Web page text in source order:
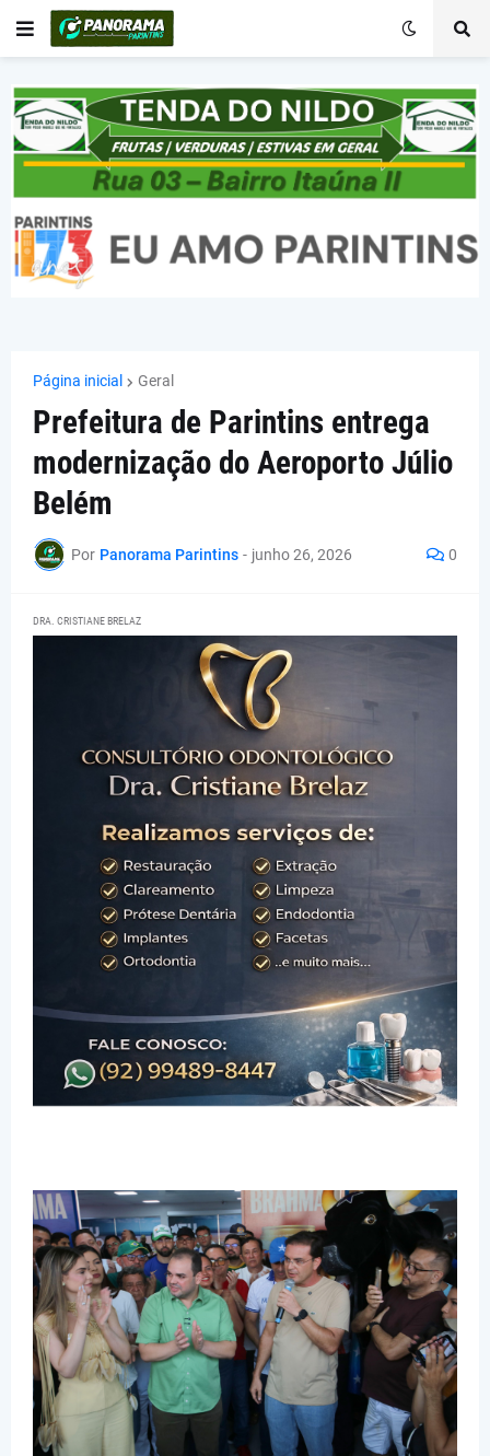
Página inicial Geral
Prefeitura de Parintins entrega
modernização do Aeroporto Júlio
Belém
Por Panorama Parintins - junho 26, 2026 0
DRA. CRISTIANE BRELAZ